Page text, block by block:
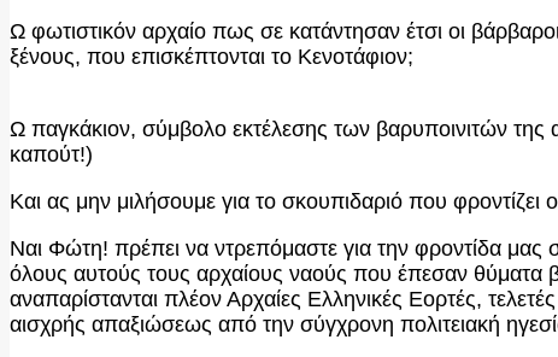
Ω φωτιστικόν αρχαίο πως σε κατάντησαν έτσι οι
ξένους, που επισκέπτονται το Κενοτάφιον;
Ω παγκάκιον, σύμβολο εκτέλεσης των βαρυποινιτών της
καπούτ!)
Και ας μην μιλήσουμε για το σκουπιδαριό που
Ναι Φώτη! πρέπει να ντρεπόμαστε για την φροντίδα μας
όλους αυτούς τους αρχαίους ναούς που έπεσαν θύματα
αναπαρίστανται πλέον Αρχαίες Ελληνικές Εορτές,
αισχρής απαξιώσεως από την σύγχρονη πολιτειακή